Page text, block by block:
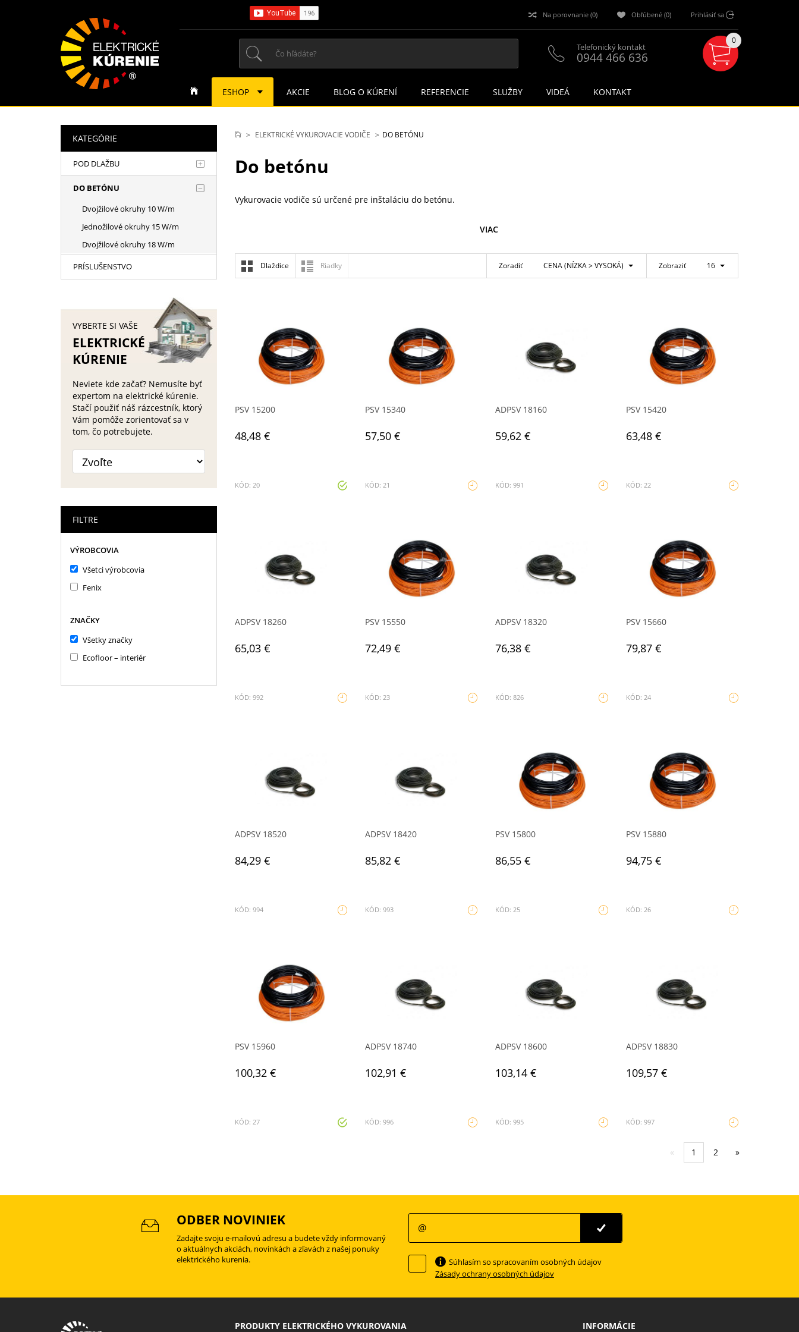
ELEKTRICKÉ VYKUROVACIE VODIČE DO BETÓNU
Do betónu
Vykurovacie vodiče sú určené pre inštaláciu do betónu.
VIAC
Dlaždice Riadky 16
Zobraziť
CENA (NÍZKA > VYSOKÁ)
Zoradiť
PSV 15200
48,48 €
KÓD: 20
PSV 15340
57,50 €
KÓD: 21
ADPSV 18160
59,62 €
KÓD: 991
PSV 15420
63,48 €
KÓD: 22
ADPSV 18260
65,03 €
KÓD: 992
PSV 15550
72,49 €
KÓD: 23
ADPSV 18320
76,38 €
KÓD: 826
PSV 15660
79,87 €
KÓD: 24
ADPSV 18520
84,29 €
KÓD: 994
ADPSV 18420
85,82 €
KÓD: 993
PSV 15800
86,55 €
KÓD: 25
PSV 15880
94,75 €
KÓD: 26
PSV 15960
100,32 €
KÓD: 27
ADPSV 18740
102,91 €
KÓD: 996
ADPSV 18600
103,14 €
KÓD: 995
ADPSV 18830
109,57 €
KÓD: 997
« 1 2 »
KATEGÓRIE
POD DLAŽBU
DO BETÓNU
Dvojžilové okruhy 10 W/m
Jednožilové okruhy 15 W/m
Dvojžilové okruhy 18 W/m
PRÍSLUŠENSTVO
VYBERTE SI VAŠE
ELEKTRICKÉ
KÚRENIE
Neviete kde začať? Nemusíte byť
expertom na elektrické kúrenie.
Stačí použiť náš rázcestník, ktorý
Vám pomôže zorientovať sa v
tom, čo potrebujete.
FILTRE
VÝROBCOVIA
Všetci výrobcovia
Fenix
ZNAČKY
Všetky značky
Ecofloor – interiér
ODBER NOVINIEK
Zadajte svoju e-mailovú adresu a budete vždy informovaný
o aktuálnych akciách, novinkách a zľavách z našej ponuky
elektrického kurenia.
Súhlasím so spracovaním osobných údajov
Zásady ochrany osobných údajov
PRODUKTY ELEKTRICKÉHO VYKUROVANIA INFORMÁCIE
Na porovnanie (0) Obľúbené (0) Prihlásiť sa
Telefonický kontakt
0944 466 636
0
ESHOP AKCIE BLOG O KÚRENÍ REFERENCIE SLUŽBY VIDEÁ KONTAKT